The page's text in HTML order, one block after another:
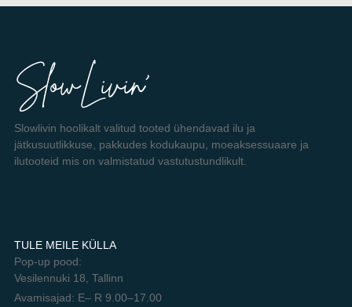
Slowlivin hoolikalt valitud tooted ühendavad ilu ja
jätkusuutlikkuse, pakkudes kodukaupu, moeaksessuaare ja
ilutooteid mis on valmistatud vastutustundlikult.
TULE MEILE KÜLLA
Pop-up pood:
Vesilennuki 18, Tallinn
Avamisajad: E– R 9.00–17.00